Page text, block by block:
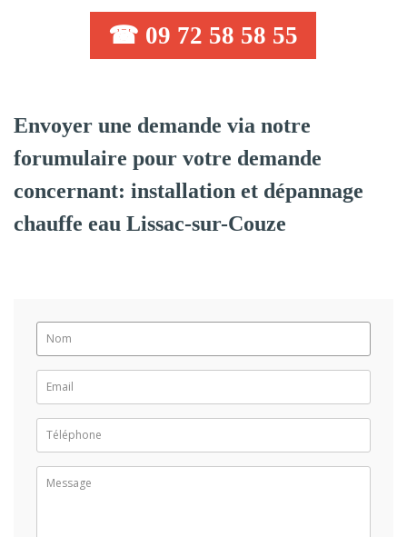
☎ 09 72 58 58 55
Envoyer une demande via notre
forumulaire pour votre demande
concernant: installation et dépannage
chauffe eau Lissac-sur-Couze